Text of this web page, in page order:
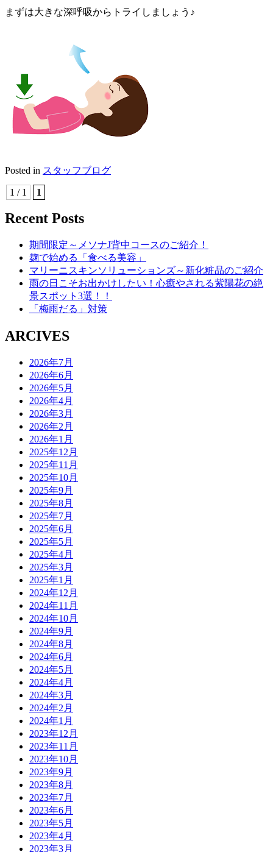
まずは大きな深呼吸からトライしましょう♪
Posted in スタッフブログ
1 / 1 1
Recent Posts
期間限定～メソナJ背中コースのご紹介！
麹で始める「食べる美容」
マリーニスキンソリューションズ～新化粧品のご紹介
雨の日こそお出かけしたい！心癒やされる紫陽花の絶
景スポット3選！！
「梅雨だる」対策
ARCIVES
2026年7月
2026年6月
2026年5月
2026年4月
2026年3月
2026年2月
2026年1月
2025年12月
2025年11月
2025年10月
2025年9月
2025年8月
2025年7月
2025年6月
2025年5月
2025年4月
2025年3月
2025年1月
2024年12月
2024年11月
2024年10月
2024年9月
2024年8月
2024年6月
2024年5月
2024年4月
2024年3月
2024年2月
2024年1月
2023年12月
2023年11月
2023年10月
2023年9月
2023年8月
2023年7月
2023年6月
2023年5月
2023年4月
2023年3月